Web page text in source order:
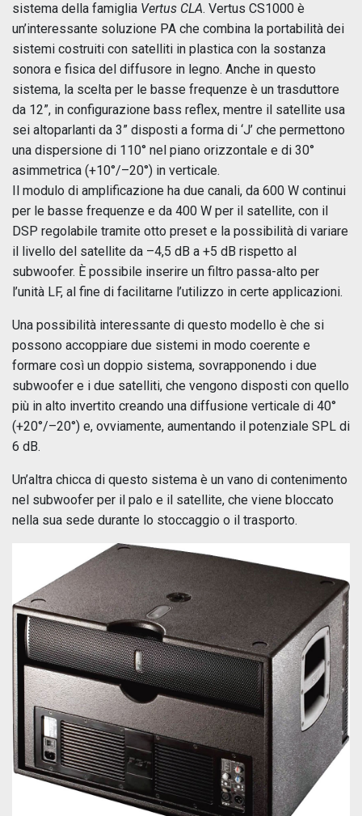
sistema della famiglia Vertus CLA. Vertus CS1000 è
un’interessante soluzione PA che combina la portabilità dei
sistemi costruiti con satelliti in plastica con la sostanza
sonora e fisica del diffusore in legno. Anche in questo
sistema, la scelta per le basse frequenze è un trasduttore
da 12”, in configurazione bass reflex, mentre il satellite usa
sei altoparlanti da 3” disposti a forma di ‘J’ che permettono
una dispersione di 110° nel piano orizzontale e di 30°
asimmetrica (+10°/–20°) in verticale.
Il modulo di amplificazione ha due canali, da 600 W continui
per le basse frequenze e da 400 W per il satellite, con il
DSP regolabile tramite otto preset e la possibilità di variare
il livello del satellite da –4,5 dB a +5 dB rispetto al
subwoofer. È possibile inserire un filtro passa-alto per
l’unità LF, al fine di facilitarne l’utilizzo in certe applicazioni.
Una possibilità interessante di questo modello è che si
possono accoppiare due sistemi in modo coerente e
formare così un doppio sistema, sovrapponendo i due
subwoofer e i due satelliti, che vengono disposti con quello
più in alto invertito creando una diffusione verticale di 40°
(+20°/–20°) e, ovviamente, aumentando il potenziale SPL di
6 dB.
Un’altra chicca di questo sistema è un vano di contenimento
nel subwoofer per il palo e il satellite, che viene bloccato
nella sua sede durante lo stoccaggio o il trasporto.